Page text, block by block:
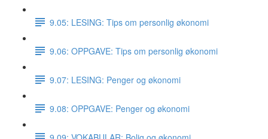
9.05: LESING: Tips om personlig økonomi
9.06: OPPGAVE: Tips om personlig økonomi
9.07: LESING: Penger og økonomi
9.08: OPPGAVE: Penger og økonomi